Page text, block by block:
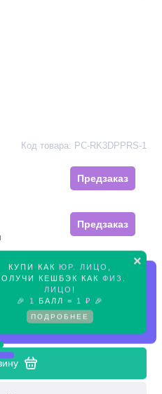
×
КУПИ КАК ЮР. ЛИЦО
КЕШБЭК КАК ФИЗ.
ЛИЦО !
🎉
1 БАЛЛ = 1 ₽ 🎉
ПОДРОБНЕЕ
Код товара: PC-RK3DPPRS-1
Предзаказ
Предзаказ
Предзаказ